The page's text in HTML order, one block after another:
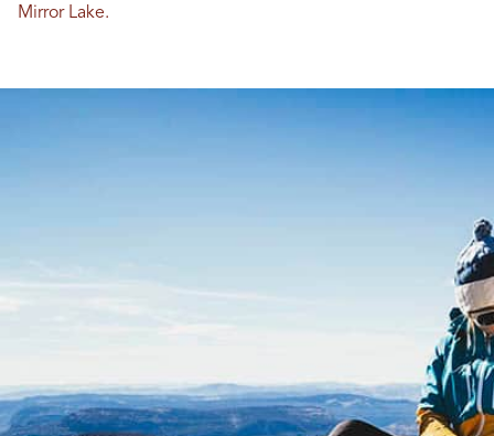
Mirror Lake.